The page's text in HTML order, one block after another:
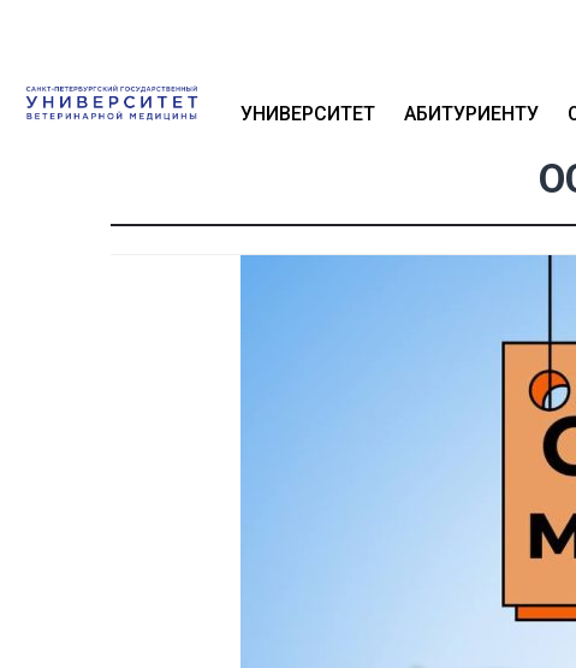
УНИВЕРСИТЕТ АБИТУРИЕНТУ